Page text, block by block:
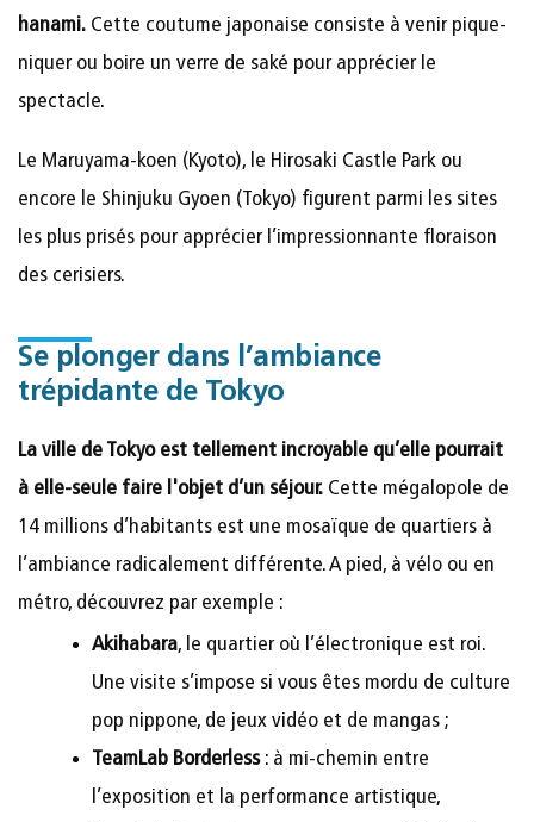
hanami. Cette coutume japonaise consiste à venir pique-
niquer ou boire un verre de saké pour apprécier le
spectacle.
Le Maruyama-koen (Kyoto), le Hirosaki Castle Park ou
encore le Shinjuku Gyoen (Tokyo) figurent parmi les sites
les plus prisés pour apprécier l’impressionnante floraison
des cerisiers.
Se plonger dans l’ambiance
trépidante de Tokyo
La ville de Tokyo est tellement incroyable qu’elle pourrait
à elle-seule faire l'objet d’un séjour. Cette mégalopole de
14 millions d’habitants est une mosaïque de quartiers à
l’ambiance radicalement différente. A pied, à vélo ou en
métro, découvrez par exemple :
Akihabara, le quartier où l’électronique est roi.
Une visite s’impose si vous êtes mordu de culture
pop nippone, de jeux vidéo et de mangas ;
TeamLab Borderless: à mi-chemin entre
l’exposition et la performance artistique,